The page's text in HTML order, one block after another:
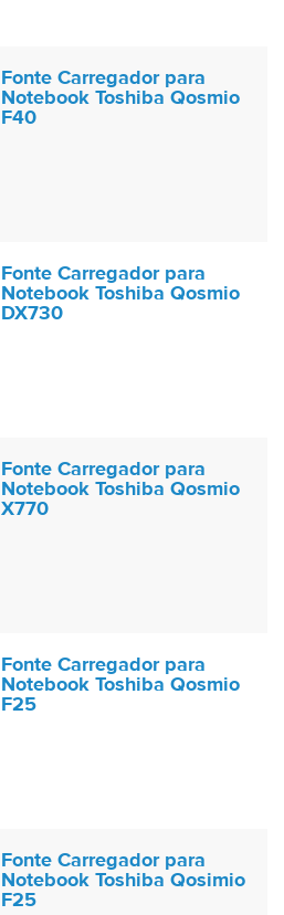
Fonte Carregador para
Notebook Toshiba Qosmio
F40
Fonte Carregador para
Notebook Toshiba Qosmio
DX730
Fonte Carregador para
Notebook Toshiba Qosmio
X770
Fonte Carregador para
Notebook Toshiba Qosmio
F25
Fonte Carregador para
Notebook Toshiba Qosimio
F25